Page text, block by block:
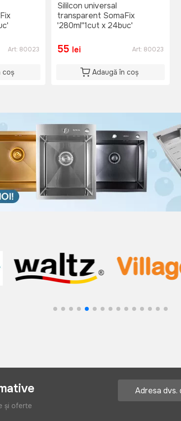
Art: 80023
coș
Sililcon universal
transparent SomaFix
'280ml''1cut x 24buc'
55 lei Art: 80023
Adaugă în coș
și oferte